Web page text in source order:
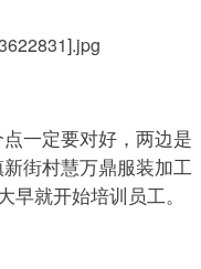
一定要对好，两边是
街村慧万鼎服装加工
就开始培训员工。